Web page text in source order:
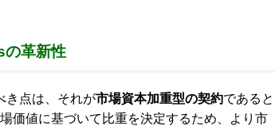
革新性
き点は、それが市場資本加重型の契約であると
価値に基づいて比重を決定するため、より市